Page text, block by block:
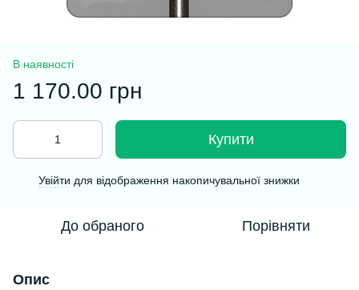
В наявності
1 170.00 грн
Купити
Увійти для відображення накопичувальної знижки
До обраного Порівняти
Опис